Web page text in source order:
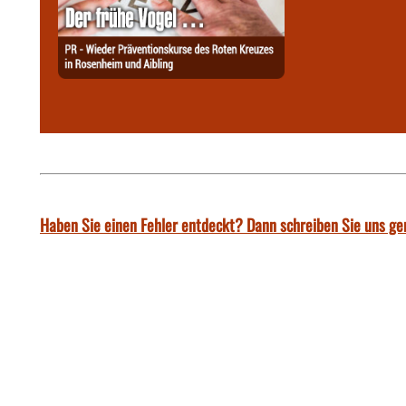
Haben Sie einen Fehler entdeckt? Dann schreiben Sie uns